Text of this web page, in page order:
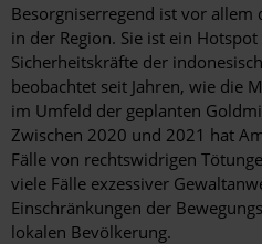
Besorgniserregend ist vor
in der Region. Sie ist ein
Sicherheitskräfte der
beobachtet seit Jahren, wie die
im Umfeld der geplanten
Zwischen 2020 und 2021 hat
Fälle von rechtswidrigen
viele Fälle exzessiver
Einschränkungen der
lokalen Bevölkerung.